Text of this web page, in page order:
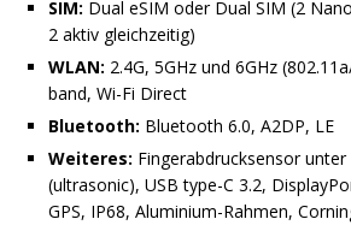
SIM: Dual eSIM oder Dual SIM (2
2 aktiv gleichzeitig)
WLAN: 2.4G, 5GHz und 6GHz
band, Wi-Fi Direct
Bluetooth: Bluetooth 6.0, A2DP, LE
Weiteres: Fingerabdrucksensor
(ultrasonic), USB type-C 3.2,
GPS, IP68, Aluminium-Rahmen,